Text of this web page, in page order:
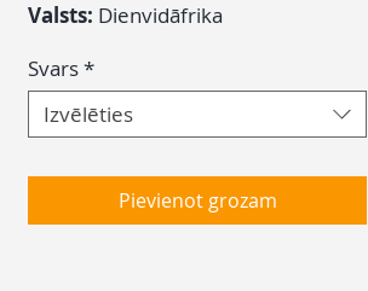
Valsts: Dienvidāfrika
Svars*
Izvēlēties
Pievienot grozam